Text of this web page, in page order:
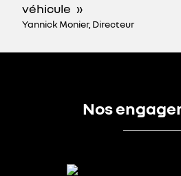
véhicule
Yannick Monier, Directeur
Nos